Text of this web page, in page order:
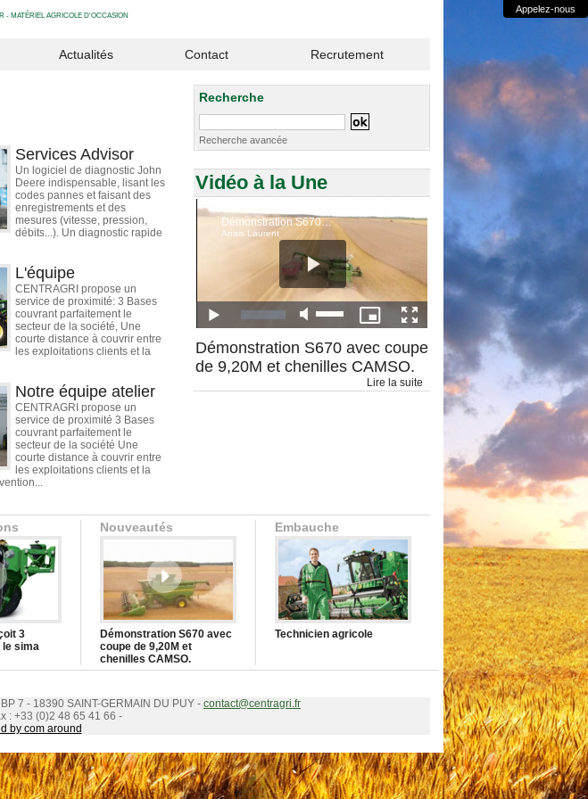
- MATÉRIEL AGRICOLE D'OCCASION
Appelez-nous
Actualités Contact Recrutement
Services Advisor
Un logiciel de diagnostic John
Deere indispensable, lisant les
codes pannes et faisant des
enregistrements et des
mesures (vitesse, pression,
débits...). Un diagnostic rapide
L'équipe
CENTRAGRI propose un
service de proximité: 3 Bases
couvrant parfaitement le
secteur de la société, Une
courte distance à couvrir entre
les exploitations clients et la
Notre équipe atelier
CENTRAGRI propose un
service de proximité 3 Bases
couvrant parfaitement le
secteur de la société Une
courte distance à couvrir entre
les exploitations clients et la
Recherche
Recherche avancée
Vidéo à la Une
Démonstration S670 avec coupe
de 9,20M et chenilles CAMSO.
Lire la suite
3
le sima
Nouveautés
Démonstration S670 avec
coupe de 9,20M et
chenilles CAMSO.
Embauche
Technicien agricole
7 - 18390 SAINT-GERMAIN DU PUY - contact@centragri.fr
: +33 (0)2 48 65 41 66 -
by com around